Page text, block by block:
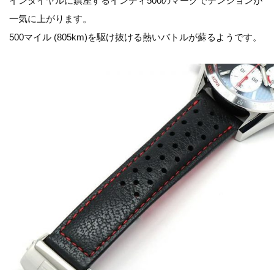
一気に上がります。
500マイル (805km)を駆け抜ける熱いバトルが蘇るようです。